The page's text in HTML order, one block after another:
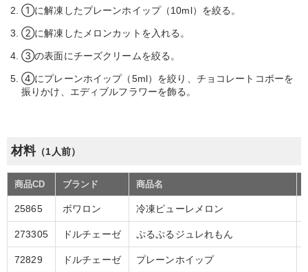
①に解凍したプレーンホイップ（10ml）を絞る。
②に解凍したメロンカットを入れる。
③の表面にチーズクリームを絞る。
④にプレーンホイップ（5ml）を絞り、チョコレートコポーを
振りかけ、エディブルフラワーを飾る。
材料（1人前）
商品CD ブランド 商品名
25865 ボワロン 冷凍ピューレメロン
273305 ドルチェーゼ ぷるぷるジュレれもん
72829 ドルチェーゼ プレーンホイップ